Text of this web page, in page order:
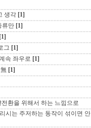
생각 [1]
류만 [1]
[1]
그 [1]
속 좌우로 [1]
[1]
전환을 위해서 하는 느낌으로
시는 주저하는 동작이 섞이면 안